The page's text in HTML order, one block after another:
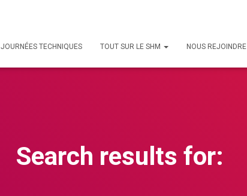
JOURNÉES TECHNIQUES TOUT SUR LE SHM NOUS REJOINDRE
Search results for: